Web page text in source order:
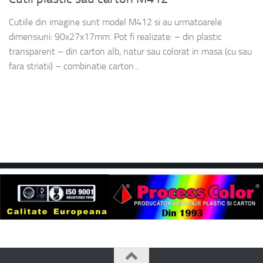
Cutiile din imagine sunt model M412 si au urmatoarele
dimensiuni: 90x27x17mm. Pot fi realizate: – din plastic
transparent – din carton alb, natur sau colorat in masa (cu sau
fara striatii) – combinatie carton...